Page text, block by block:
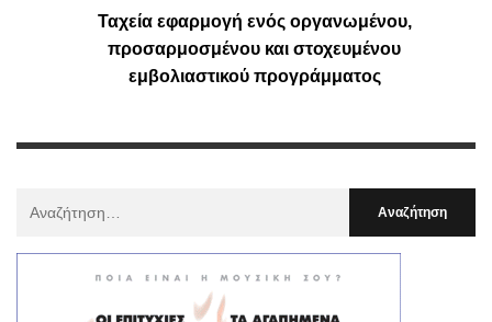
Ταχεία εφαρμογή ενός οργανωμένου,
προσαρμοσμένου και στοχευμένου
εμβολιαστικού προγράμματος
: